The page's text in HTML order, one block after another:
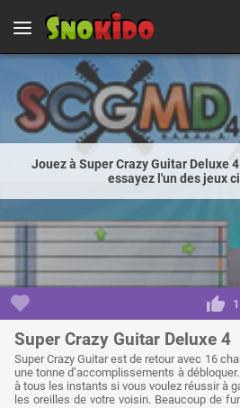
Jouez à Super Crazy Guitar Deluxe
essayez l'un des jeux
Super Crazy Guitar Deluxe 4
Super Crazy Guitar est de retour avec 16
une tonne d’accomplissements à
à tous les instants si vous voulez réussir à
les oreilles de votre voisin. Beaucoup de